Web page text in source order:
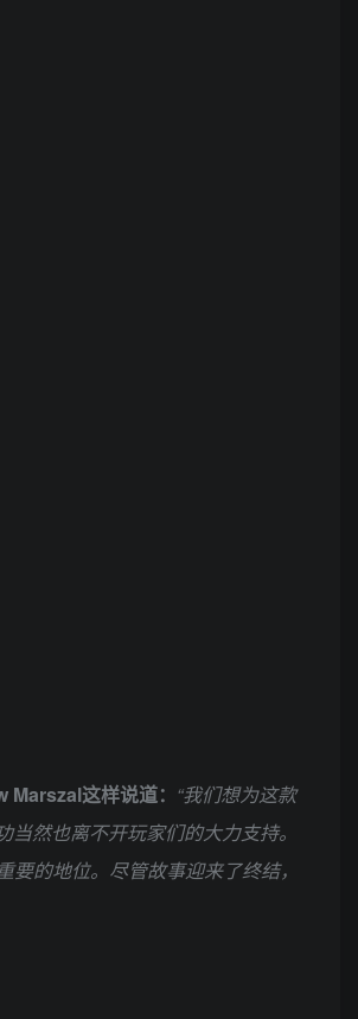
这样说道： “我们想为这款
然也离不开玩家们的大力支持。
的地位。尽管故事迎来了终结，